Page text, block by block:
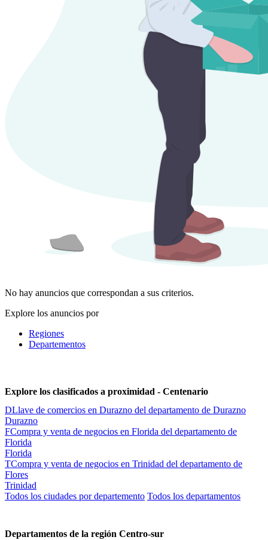
No hay anuncios que correspondan a sus criterios.
Explore los anuncios por
Regiones
Departementos
Explore los clasificados a proximidad - Centenario
DLlave de comercios en Durazno del departamento de Durazno
Durazno
FCompra y venta de negocios en Florida del departamento de
Florida
Florida
TCompra y venta de negocios en Trinidad del departamento de
Flores
Trinidad
Todos los ciudades por departemento Todos los departamentos
Departamentos de la región Centro-sur